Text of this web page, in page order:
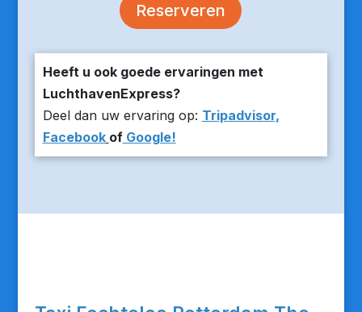
Reserveren
Heeft u ook goede ervaringen met
LuchthavenExpress?
Deel dan uw ervaring op: Tripadvisor,
Facebook ofGoogle!